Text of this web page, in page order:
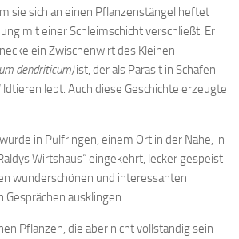
sie sich an einen Pflanzenstängel heftet
mit einer Schleimschicht verschließt. Er
ein Zwischenwirt des Kleinen
dendriticum)ist, der als Parasit in Schafen
lebt. Auch diese Geschichte erzeugte
in Pülfringen, einem Ort in der Nähe, in
Wirtshaus“ eingekehrt, lecker gespeist
wunderschönen und interessanten
ausklingen.
Pflanzen, die aber nicht vollständig sein